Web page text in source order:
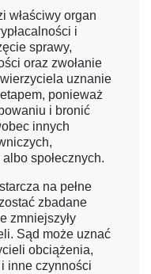
właściwy organ
i
sprawy,
oraz zwołanie
uznanie
ponieważ
i bronić
innych
społecznych.
na pełne
zbadane
zmniejszyły
Sąd może uznać
obciążenia,
inne czynności